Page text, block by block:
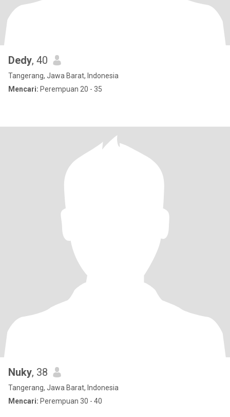
Dedy, 40
Tangerang, Jawa Barat, Indonesia
Mencari: Perempuan 20 - 35
Nuky, 38
Tangerang, Jawa Barat, Indonesia
Mencari: Perempuan 30 - 40